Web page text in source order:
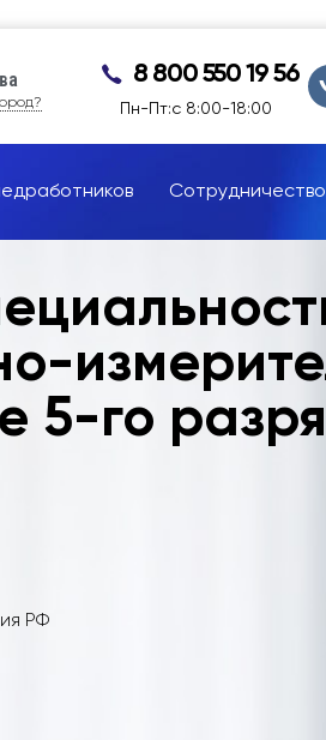
8 800 550 19 56
Пн-Пт:с 8:00-18:00
Сотрудничество
5-го
РФ